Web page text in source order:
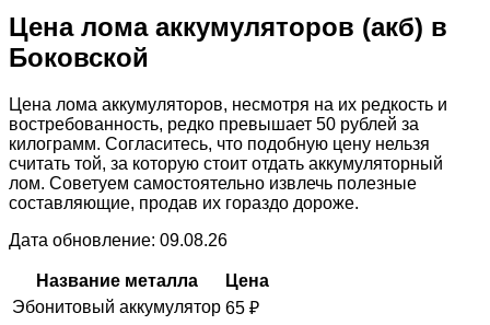
Цена лома аккумуляторов (акб) в
Боковской
Цена лома аккумуляторов, несмотря на их редкость и
востребованность, редко превышает 50 рублей за
килограмм. Согласитесь, что подобную цену нельзя
считать той, за которую стоит отдать аккумуляторный
лом. Советуем самостоятельно извлечь полезные
составляющие, продав их гораздо дороже.
Дата обновление: 09.08.26
Название металла
Цена
Эбонитовый аккумулятор 65 ₽